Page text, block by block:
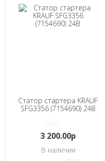
Статор стартера KRAUF
SFG3356 (7154690) 24В
3 200.00р
В наличии